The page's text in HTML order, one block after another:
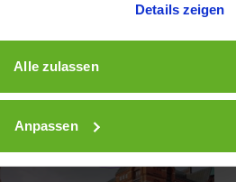
Details zeigen
Alle zulassen
Anpassen